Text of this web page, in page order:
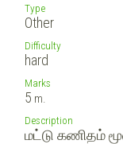
Type
Other
Difficulty
hard
Marks
5 m.
Description
மட்டு கணிதம்